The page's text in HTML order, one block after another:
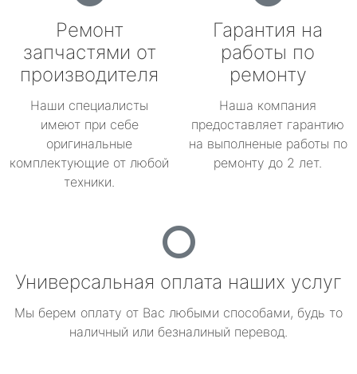
Ремонт
запчастями от
производителя
Наши специалисты
имеют при себе
оригинальные
комплектующие от любой
техники.
Гарантия на
работы по
ремонту
Наша компания
предоставляет гарантию
на выполненые работы по
ремонту до 2 лет.
Универсальная оплата наших услуг
Мы берем оплату от Вас любыми способами, будь то
наличный или безналиный перевод.